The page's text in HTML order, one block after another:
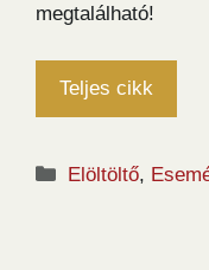
megtalálható!
Teljes cikk
Kategória
Elöltöltő,